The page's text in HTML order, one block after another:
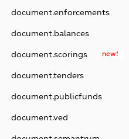
document.enforcements
document.balances
document.scorings new!
document.tenders
document.publicfunds
document.ved